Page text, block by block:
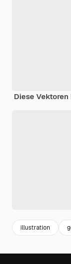
Diese
illustration